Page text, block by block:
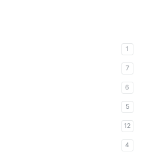
1
7
6
5
12
4